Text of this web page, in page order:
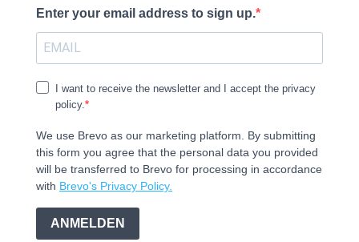
Enter your email address to sign up.
I want to receive the newsletter and I accept the privacy
policy.
We use Brevo as our marketing platform. By submitting
this form you agree that the personal data you provided
will be transferred to Brevo for processing in accordance
with Brevo's Privacy Policy.
ANMELDEN